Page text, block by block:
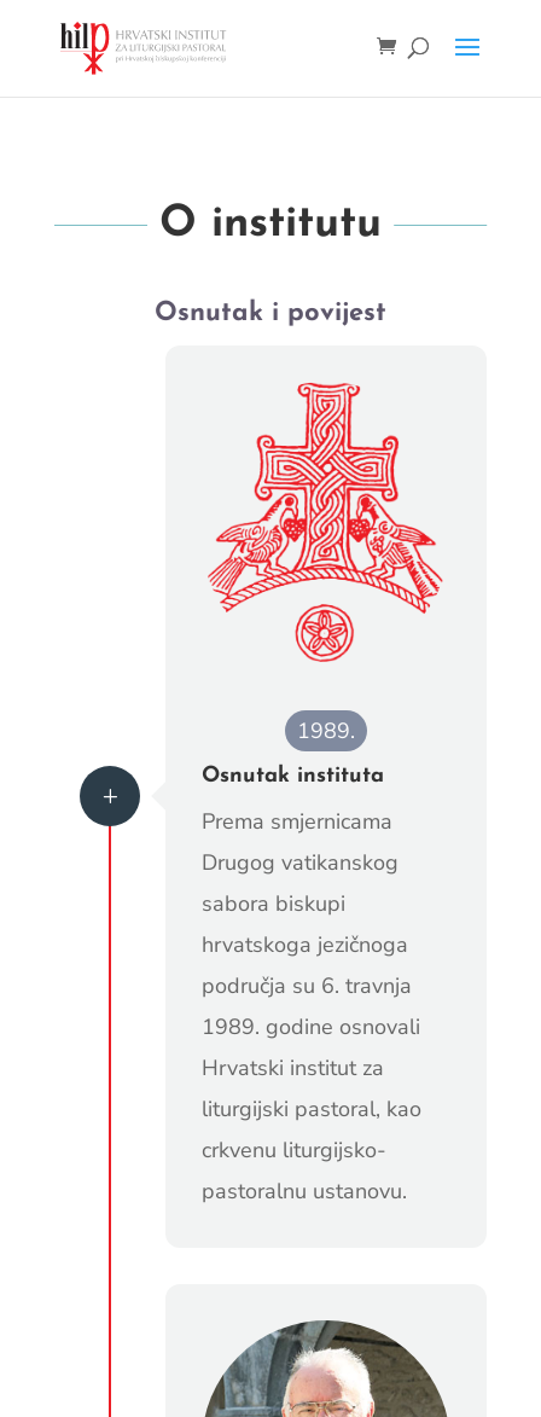
O institutu
Osnutak i povijest
L
1989.
Osnutak instituta
Prema smjernicama
Drugog vatikanskog
sabora biskupi
hrvatskoga jezičnoga
područja su 6. travnja
1989. godine osnovali
Hrvatski institut za
liturgijski pastoral, kao
crkvenu liturgijsko-
pastoralnu ustanovu.